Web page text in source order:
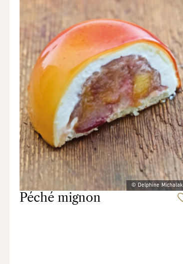
© Delphine Michalak
Péché mignon